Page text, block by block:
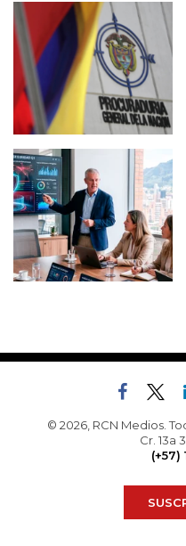
© 2026, RCN Medios.
Cr. 13a
(+57)